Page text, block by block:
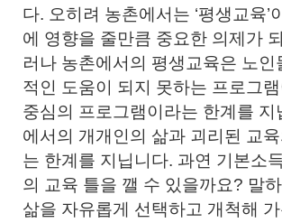
다. 오히려 농촌에서는 ‘평생교육’
에 영향을 줄만큼 중요한 의제가
러나 농촌에서의 평생교육은 노인
적인 도움이 되지 못하는 프로그
중심의 프로그램이라는 한계를 지
에서의 개개인의 삶과 괴리된 교
는 한계를 지닙니다. 과연 기본소
의 교육 틀을 깰 수 있을까요? 말
삶을 자유롭게 선택하고 개척해